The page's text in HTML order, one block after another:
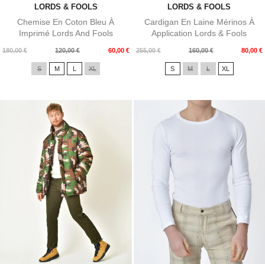
LORDS & FOOLS
Chemise En Coton Bleu À
Imprimé Lords And Fools
180,00 €
Prix
120,00 € 60,00 €
Prix
S M L XL
LORDS & FOOLS
Cardigan En Laine Mérinos À
Application Lords & Fools
255,00 €
Prix
160,00 € 80,00 €
Prix
S M L XL